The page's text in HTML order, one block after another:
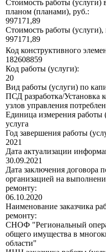
Стоимость работы (услуги)
планом (планами), руб.:
997171,89
Стоимость работы (услуги),
997171,89
Код конструктивного
182608859
Код работы (услуги):
20
Вид работы (услуги) по
ПСД разработка/Установка
узлов управления
Единица измерения работы
услуга
Год завершения работы
2021
Дата актуализации
30.09.2021
Дата заключения договора
организацией на
ремонту:
06.10.2020
Наименование заказчика
ремонту:
СНОФ "Региональный
общего имущества в
области"